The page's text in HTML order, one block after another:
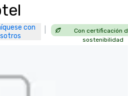
con
Con certificación
sostenibilidad